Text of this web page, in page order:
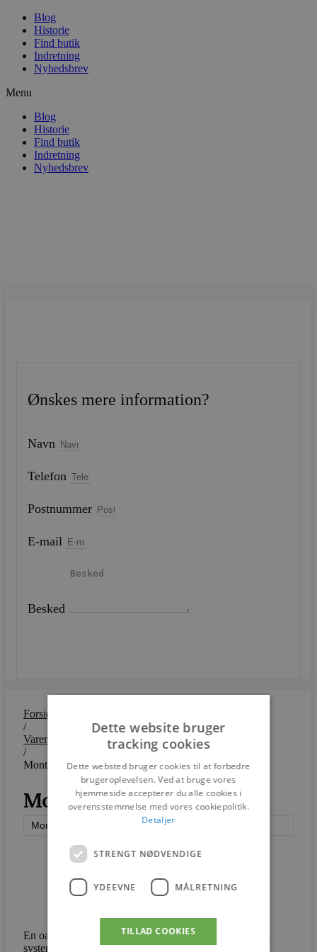
Blog
Historie
Find butik
Indretning
Nyhedsbrev
Menu
Blog
Historie
Find butik
Indretning
Nyhedsbrev
Ønskes mere information?
Navn
Telefon
Postnummer
E-mail
Besked
Forside
/
Varer
/
Montana Mega
Montana Mega
Montana
En oase af enkelhed i forhold til det klassiske Montana-
systems næsten uendelige muligheder.
Dette website bruger
tracking cookies
Dette websted bruger cookies til at forbedre
brugeroplevelsen. Ved at bruge vores
hjemmeside accepterer du alle cookies i
overensstemmelse med vores cookiepolitik.
Detaljer
STRENGT NØDVENDIGE
YDEEVNE MÅLRETNING
TILLAD COOKIES